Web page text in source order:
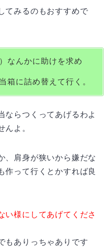
てみるのもおすすめで
なんかに助けを求め
箱に詰め替えて行く。
ならつくってあげるわよ
んよ。
、肩身が狭いから嫌だな
作って行くとかすれば良
い様にしてあげてくださ
もありっちゃありです